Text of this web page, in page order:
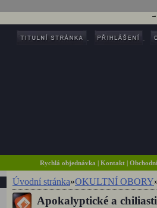
Rychlá objednávka |Kontakt |
Úvodní stránka»OKULTNÍ OBORY
Apokalyptické a